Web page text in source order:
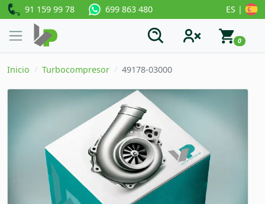
91 159 99 78 699 863 480 ES |
0
Inicio Turbocompresor 49178-03000